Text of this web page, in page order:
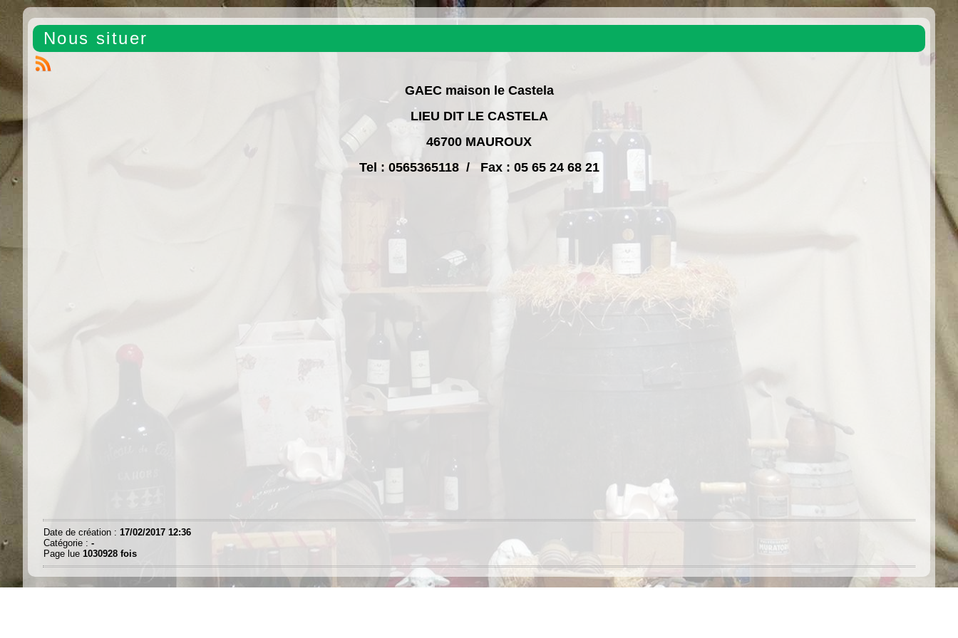
Nous situer
GAEC maison le Castela
LIEU DIT LE CASTELA
46700 MAUROUX
Tel : 0565365118 / Fax : 05 65 24 68 21
Date de création : 17/02/2017 12:36
Catégorie : -
Page lue 1030928 fois